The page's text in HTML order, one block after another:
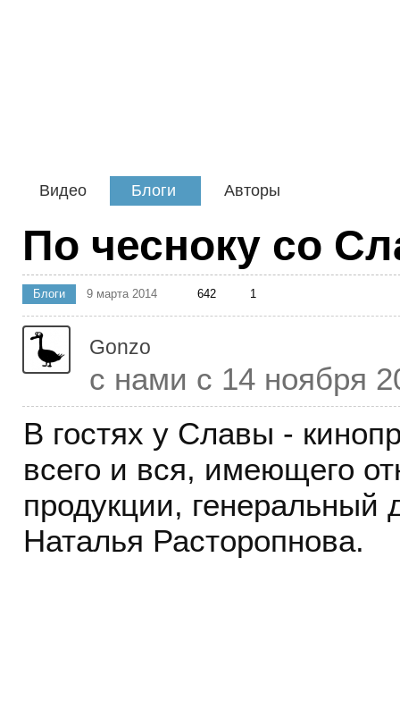
Видео Блоги Авторы
По чесноку со
Блоги 9 марта 2014 642 1
Gonzo
с нами с 14 ноября
В гостях у Славы -
всего и вся, имеющего
продукции, генеральный
Наталья Расторопнова.